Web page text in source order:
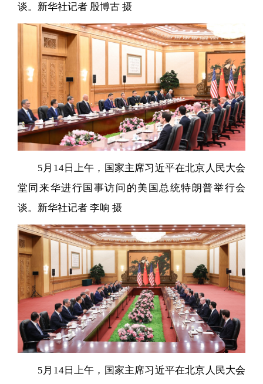
谈。新华社记者 殷博古 摄
5月14日上午，国家主席习近平在北京人民大会
堂同来华进行国事访问的美国总统特朗普举行会
谈。新华社记者 李响 摄
5月14日上午，国家主席习近平在北京人民大会